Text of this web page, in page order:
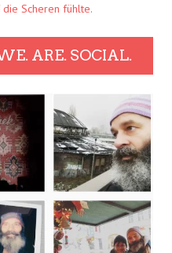
Scheren fühlte.
ARE. SOCIAL.